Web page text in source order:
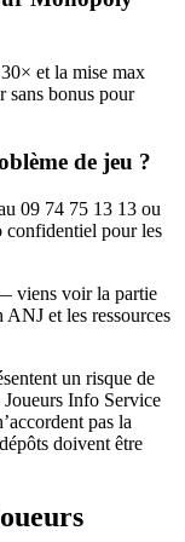
et la mise max
sans bonus pour
de jeu ?
09 74 75 13 13 ou
confidentiel pour les
viens voir la partie
et les ressources
un risque de
Info Service
pas la
doivent être